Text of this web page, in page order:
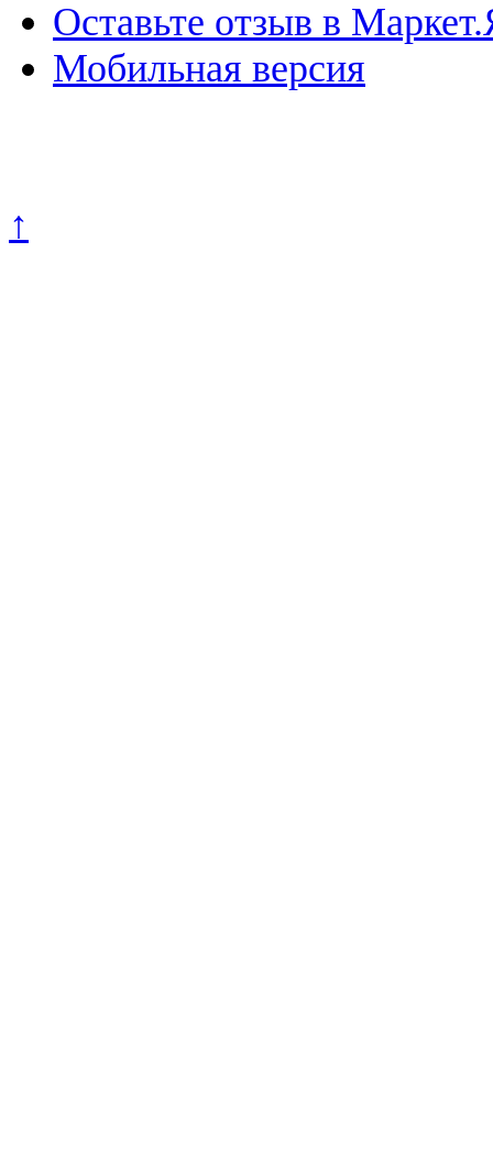
Оставьте отзыв в
Мобильная версия
↑